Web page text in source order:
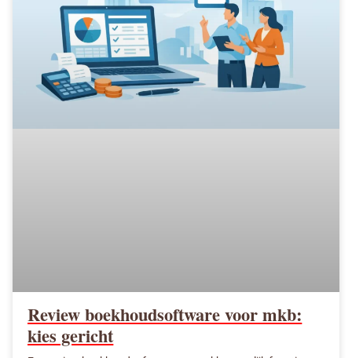
Review boekhoudsoftware voor mkb:
kies gericht